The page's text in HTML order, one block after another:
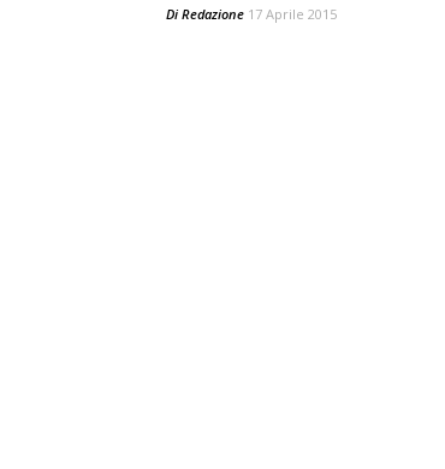
Di Redazione 17 Aprile 2015